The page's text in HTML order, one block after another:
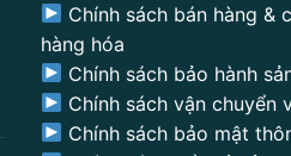
Chính sách bán hàng &
hàng hóa
Chính sách bảo hành
Chính sách vận chuyển
Chính sách bảo mật